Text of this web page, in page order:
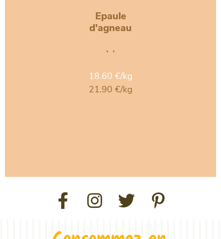
Epaule
d'agneau
• •
18.60 €/kg
21.90 €/kg